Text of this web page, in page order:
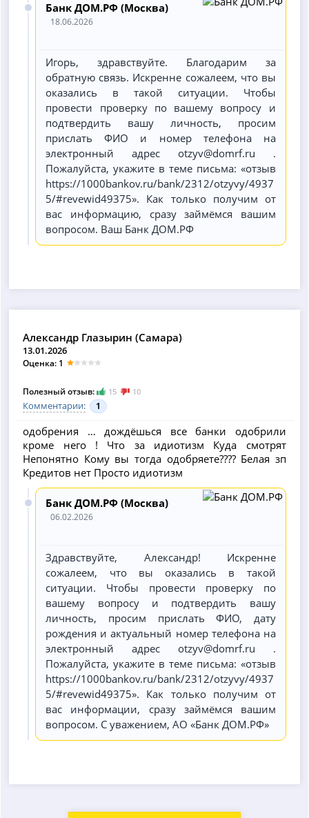
Банк ДОМ.РФ (Москва)
18.06.2026
Игорь, здравствуйте. Благодарим за
обратную связь. Искренне сожалеем, что вы
оказались в такой ситуации. Чтобы
провести проверку по вашему вопросу и
подтвердить вашу личность, просим
прислать ФИО и номер телефона на
электронный адрес otzyv@domrf.ru .
Пожалуйста, укажите в теме письма: «отзыв
https://1000bankov.ru/bank/2312/otzyvy/4937
5/#revewid49375». Как только получим от
вас информацию, сразу займёмся вашим
вопросом. Ваш Банк ДОМ.РФ
Александр Глазырин (Самара)
13.01.2026
Оценка: 1
Полезный отзыв: 15 10
Комментарии: 1
одобрения … дождёшься все банки одобрили
кроме него ! Что за идиотизм Куда смотрят
Непонятно Кому вы тогда одобряете???? Белая зп
Кредитов нет Просто идиотизм
Банк ДОМ.РФ (Москва)
06.02.2026
Здравствуйте, Александр! Искренне
сожалеем, что вы оказались в такой
ситуации. Чтобы провести проверку по
вашему вопросу и подтвердить вашу
личность, просим прислать ФИО, дату
рождения и актуальный номер телефона на
электронный адрес otzyv@domrf.ru .
Пожалуйста, укажите в теме письма: «отзыв
https://1000bankov.ru/bank/2312/otzyvy/4937
5/#revewid49375». Как только получим от
вас информации, сразу займёмся вашим
вопросом. С уважением, АО «Банк ДОМ.РФ»